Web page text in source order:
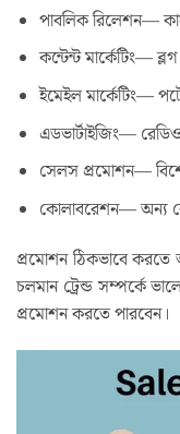
পাবলিক রিলেশন—
কন্টেন্ট মার্কেটিং—
ইমেইল মার্কেটিং—
এডভার্টাইজিং—
সেলস প্রমোশন—
কোলাবরেশন— অন্য
প্রমোশন ঠিকভাবে করতে
চলমান ট্রেন্ড সম্পর্কে
প্রমোশন করতে পারবেন।